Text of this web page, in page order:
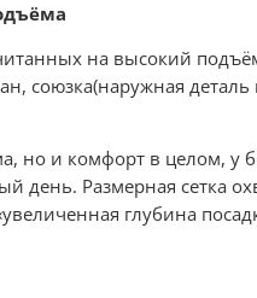
на высокий
союзка(наружная
но и комфорт в целом,
Размерная сетка
глубина